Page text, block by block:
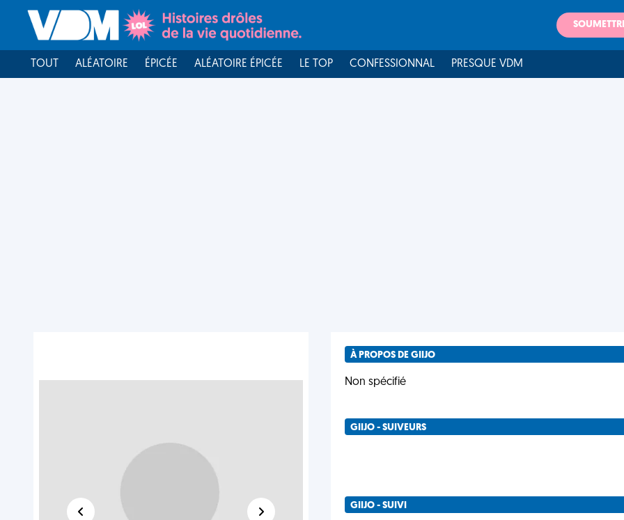
TOUT ALÉATOIRE ÉPICÉE ALÉATOIRE ÉPICÉE LE TOP CONFESSIONNAL PRESQUE VDM
À PROPOS DE GIIJO
Non spécifié
GIIJO - SUIVEURS
GIIJO - SUIVI